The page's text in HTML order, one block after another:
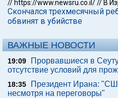
// https://www.newsru.co.il/// В
Скончался трехмесячный
обвинят в убийстве
ВАЖНЫЕ НОВОСТИ
19:09
Прорвавшиеся в
отсутствие условий для
18:35
Президент Ирана:
несмотря на переговоры"